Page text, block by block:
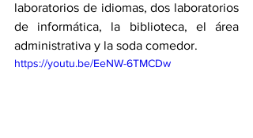
laboratorios de idiomas, dos laboratorios
de informática, la biblioteca, el área
administrativa y la soda comedor.
https://youtu.be/EeNW-6TMCDw